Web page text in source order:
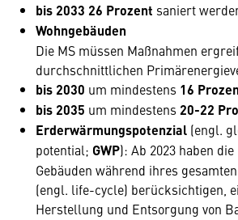
bis 2033 26 Prozent saniert
Wohngebäuden
Die MS müssen Maßnahmen
durchschnittlichen
bis 2030 um mindestens 16
bis 2035 um mindestens 20-22
Erderwärmungspotenzial (engl.
potential; GWP): Ab 2023 haben die
Gebäuden während ihres
(engl. life-cycle) berücksichtigen,
Herstellung und Entsorgung von